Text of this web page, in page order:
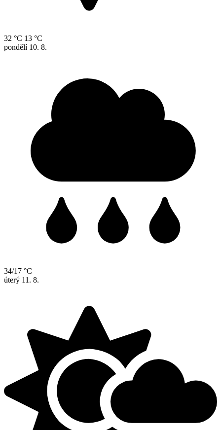
32 °C 13 °C
pondělí 10. 8.
34/17 °C
úterý 11. 8.